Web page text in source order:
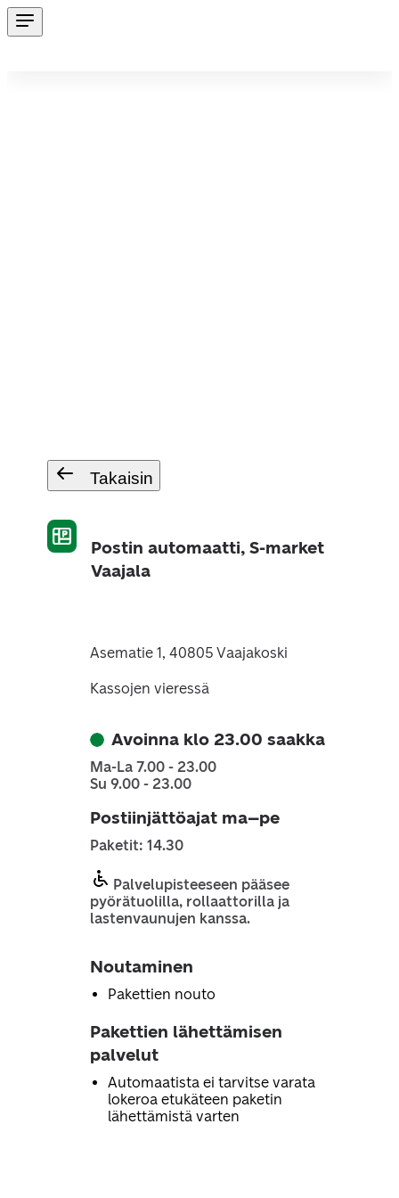
Takaisin
Postin automaatti, S-market
Vaajala
Asematie 1, 40805 Vaajakoski
Kassojen vieressä
Avoinna klo 23.00 saakka
Ma-La 7.00 - 23.00
Su 9.00 - 23.00
Postiinjättöajat ma–pe
Paketit: 14.30
Palvelupisteeseen pääsee
pyörätuolilla, rollaattorilla ja
lastenvaunujen kanssa.
Noutaminen
Pakettien nouto
Pakettien lähettämisen
palvelut
Automaatista ei tarvitse varata
lokeroa etukäteen paketin
lähettämistä varten